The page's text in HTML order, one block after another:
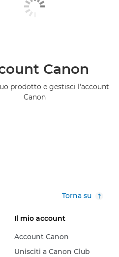
Canon
prodotto e gestisci l'account
Canon
Torna su
Il mio account
Account Canon
Unisciti a Canon Club